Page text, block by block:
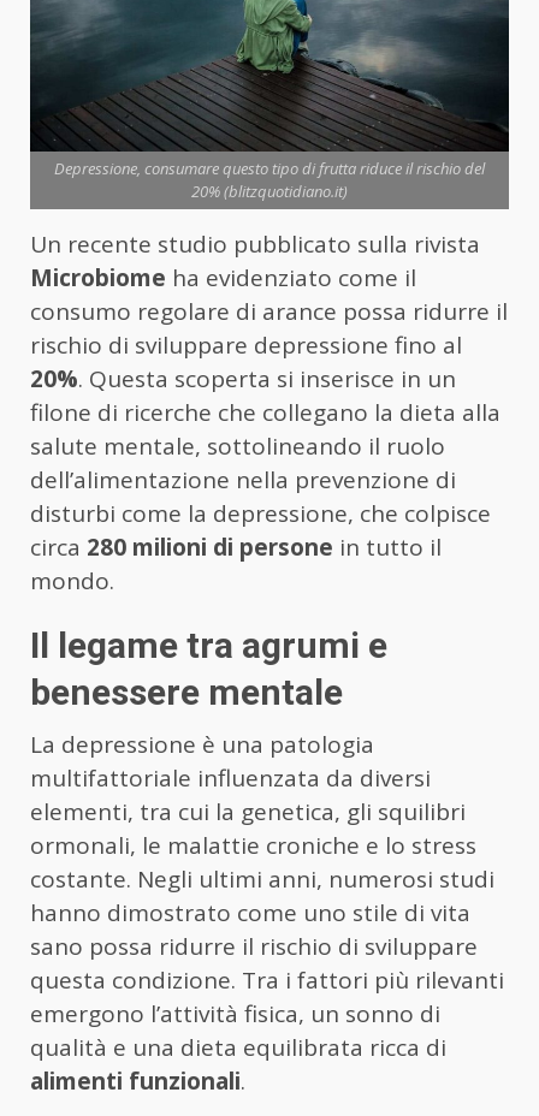
Depressione, consumare questo tipo di frutta riduce il rischio del
20% (blitzquotidiano.it)
Un recente studio pubblicato sulla rivista
Microbiome ha evidenziato come il
consumo regolare di arance possa ridurre il
rischio di sviluppare depressione fino al
20%. Questa scoperta si inserisce in un
filone di ricerche che collegano la dieta alla
salute mentale, sottolineando il ruolo
dell’alimentazione nella prevenzione di
disturbi come la depressione, che colpisce
circa 280 milioni di persone in tutto il
mondo.
Il legame tra agrumi e
benessere mentale
La depressione è una patologia
multifattoriale influenzata da diversi
elementi, tra cui la genetica, gli squilibri
ormonali, le malattie croniche e lo stress
costante. Negli ultimi anni, numerosi studi
hanno dimostrato come uno stile di vita
sano possa ridurre il rischio di sviluppare
questa condizione. Tra i fattori più rilevanti
emergono l’attività fisica, un sonno di
qualità e una dieta equilibrata ricca di
alimenti funzionali.